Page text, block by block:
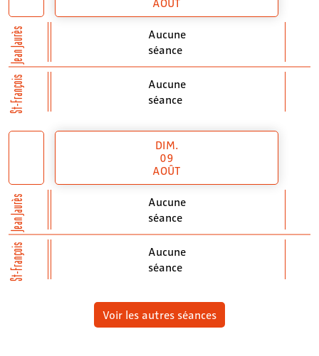
Jean Jaurès
St-François
Aucune
séance
Aucune
séance
Jean Jaurès
St-François
DIM.
09
AOÛT
Aucune
séance
Aucune
séance
Voir les autres séances